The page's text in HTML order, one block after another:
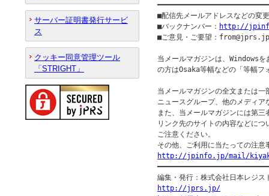
■配信先メールアドレスなどの変
■バックナンバー： http://
■ご意見・ご要望：from@jprs.jp
当メールマガジンは、Windows
の方はOsaka等幅などの「等幅フ
当メールマガジンの全文または
ニュースグループ、他のメディ
また、当メールマガジンには第
リンク先のサイトの内容などに
ご注意ください。
http://jpinfo.jp/mail/
http://jprs.jp/
サーバー証明書発行サービ
ス
クッキー同意管理ツール
「STRIGHT」